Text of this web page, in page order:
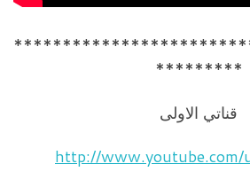
*********
قناتي الاولى
http://www.youtube.com/